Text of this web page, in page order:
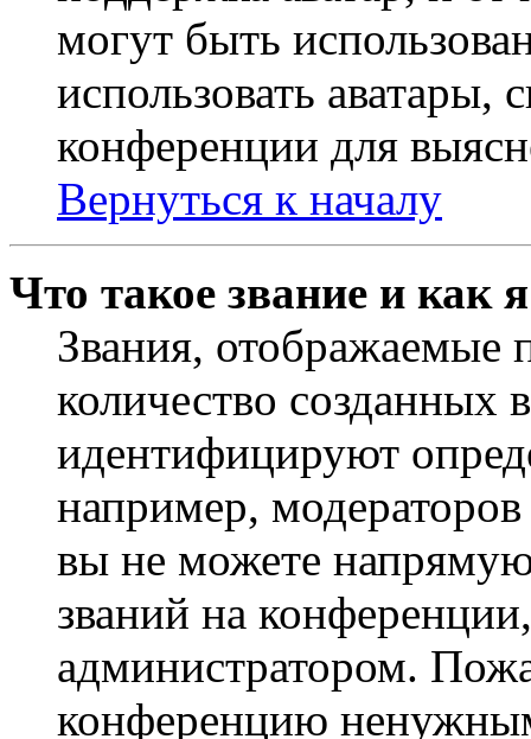
могут быть
использовать аватары,
конференции для
Вернуться к началу
Что такое звание и как
Звания,
количество
идентифицируют
например,
вы не можете
званий на
администратором.
конференцию